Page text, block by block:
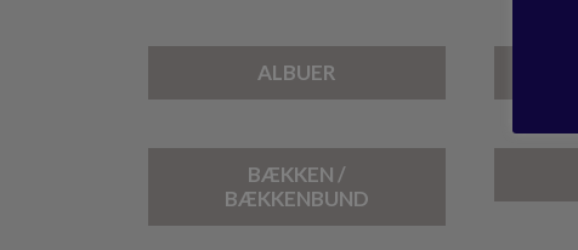
ALBUER
BÆKKEN /
BÆKKENBUND